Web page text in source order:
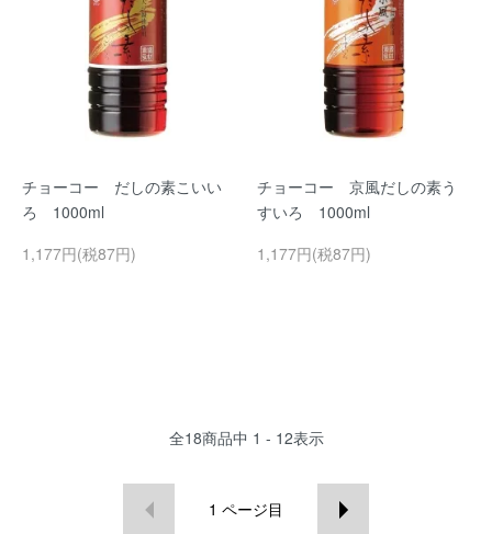
チョーコー だしの素こいい
ろ 1000ml
1,177円(税87円)
チョーコー 京風だしの素う
すいろ 1000ml
1,177円(税87円)
全18商品中 1 - 12表示
1 ページ目